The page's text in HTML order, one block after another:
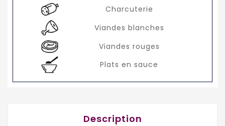
Charcuterie
Viandes blanches
Viandes rouges
Plats en sauce
Description